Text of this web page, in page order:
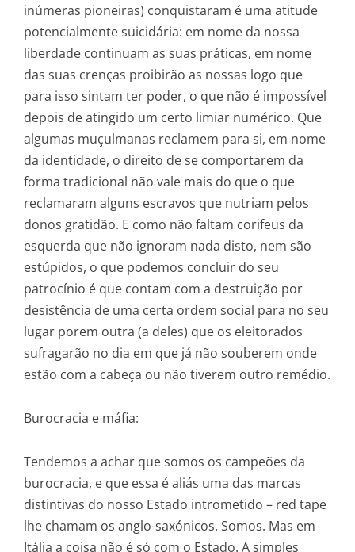
inúmeras pioneiras) conquistaram é uma atitude
potencialmente suicidária: em nome da nossa
liberdade continuam as suas práticas, em nome
das suas crenças proibirão as nossas logo que
para isso sintam ter poder, o que não é impossível
depois de atingido um certo limiar numérico. Que
algumas muçulmanas reclamem para si, em nome
da identidade, o direito de se comportarem da
forma tradicional não vale mais do que o que
reclamaram alguns escravos que nutriam pelos
donos gratidão. E como não faltam corifeus da
esquerda que não ignoram nada disto, nem são
estúpidos, o que podemos concluir do seu
patrocínio é que contam com a destruição por
desistência de uma certa ordem social para no seu
lugar porem outra (a deles) que os eleitorados
sufragarão no dia em que já não souberem onde
estão com a cabeça ou não tiverem outro remédio.
Burocracia e máfia:
Tendemos a achar que somos os campeões da
burocracia, e que essa é aliás uma das marcas
distintivas do nosso Estado intrometido – red tape
lhe chamam os anglo-saxónicos. Somos. Mas em
Itália a coisa não é só com o Estado. A simples